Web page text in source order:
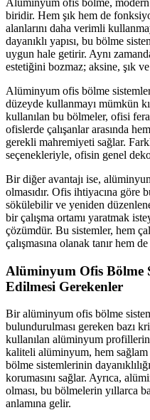
Alüminyum ofis bölme,
biridir. Hem şık hem de
alanlarını daha verimli
dayanıklı yapısı, bu bölme
uygun hale getirir. Aynı
estetiğini bozmaz; aksine, şık
Alüminyum ofis bölme
düzeyde kullanmayı mümkün
kullanılan bu bölmeler, ofisi
ofislerde çalışanlar arasında
gerekli mahremiyeti sağlar.
seçenekleriyle, ofisin genel
Bir diğer avantajı ise,
olmasıdır. Ofis ihtiyacına
sökülebilir ve yeniden
bir çalışma ortamı yaratmak
çözümdür. Bu sistemler, hem
çalışmasına olanak tanır hem
Alüminyum Ofis Bölme
Edilmesi Gerekenler
Bir alüminyum ofis bölme
bulundurulması gereken bazı
kullanılan alüminyum
kaliteli alüminyum, hem
bölme sistemlerinin
korumasını sağlar. Ayrıca,
olması, bu bölmelerin yıllarca
anlamına gelir.